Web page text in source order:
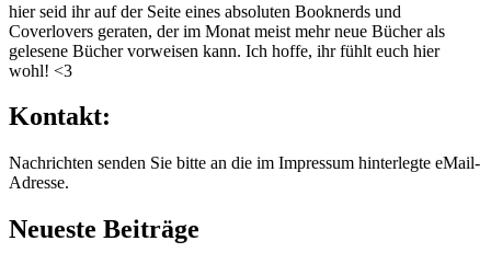
hier seid ihr auf der Seite eines absoluten Booknerds und
Coverlovers geraten, der im Monat meist mehr neue Bücher als
gelesene Bücher vorweisen kann. Ich hoffe, ihr fühlt euch hier
wohl! <3
Kontakt:
Nachrichten senden Sie bitte an die im Impressum hinterlegte eMail-
Adresse.
Neueste Beiträge